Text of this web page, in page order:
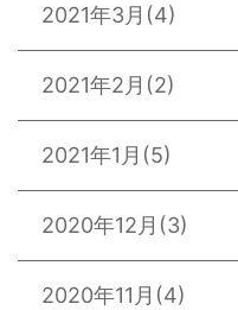
2021年3月 (4)
2021年2月 (2)
2021年1月 (5)
2020年12月 (3)
2020年11月 (4)